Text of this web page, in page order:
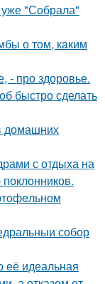
уже "Собрала"
о том, кaким
- про здоровье.
быстро сделать
домашних
с отдыха на
собор
её идеальная